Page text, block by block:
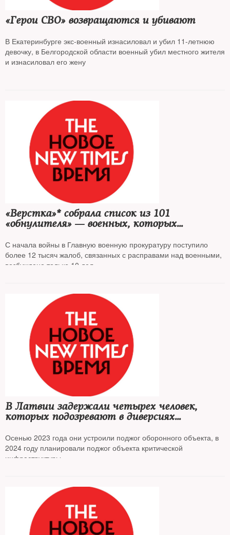
«Герои СВО» возвращаются и убивают
В Екатеринбурге экс-военный изнасиловал и убил 11-летнюю
девочку, в Белгородской области военный убил местного жителя
и изнасиловал его жену
«Верстка»* собрала список из 101
«обнулителя» — военных, которых
С начала войны в Главную военную прокуратуру поступило
более 12 тысяч жалоб, связанных с расправами над военными,
возбуждено только 10 дел
В Латвии задержали четырех человек,
которых подозревают в диверсиях
Осенью 2023 года они устроили поджог оборонного объекта, в
2024 году планировали поджог объекта критической
инфраструктуры